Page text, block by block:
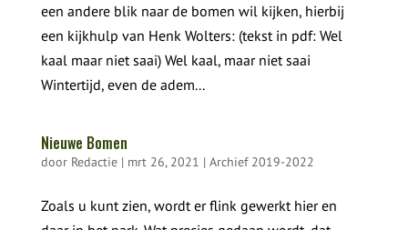
een andere blik naar de bomen wil kijken, hierbij
een kijkhulp van Henk Wolters: (tekst in pdf: Wel
kaal maar niet saai) Wel kaal, maar niet saai
Wintertijd, even de adem...
Nieuwe Bomen
door Redactie| mrt 26, 2021 | Archief 2019-2022
Zoals u kunt zien, wordt er flink gewerkt hier en